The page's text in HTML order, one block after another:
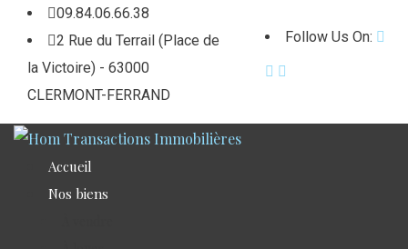
09.84.06.66.38
2 Rue du Terrail (Place de
la Victoire) - 63000
CLERMONT-FERRAND
Follow Us On:
Accueil
Nos biens